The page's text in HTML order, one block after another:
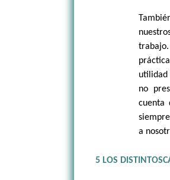
utilidad
no
cuenta
a
5 LOS